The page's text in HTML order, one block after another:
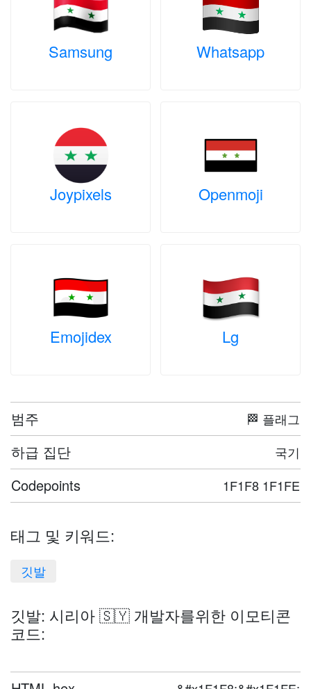
Samsung Whatsapp
Joypixels Openmoji
Emojidex Lg
범주 🏁 플래그
하급 집단 국기
Codepoints 1F1F8 1F1FE
태그 및 키워드:
깃발
깃발: 시리아 🇸🇾 개발자를위한 이모티콘
코드: